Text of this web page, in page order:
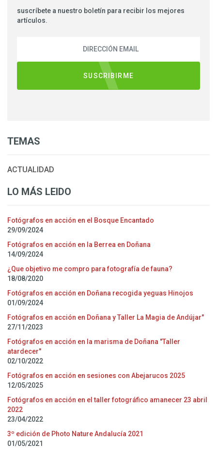
suscríbete a nuestro boletín para recibir los mejores
artículos.
SUSCRIBIRME
TEMAS
ACTUALIDAD
LO MÁS LEIDO
Fotógrafos en acción en el Bosque Encantado
29/09/2024
Fotógrafos en acción en la Berrea en Doñana
14/09/2024
¿Que objetivo me compro para fotografía de fauna?
18/08/2020
Fotógrafos en acción en Doñana recogida yeguas Hinojos
01/09/2024
Fotógrafos en acción en Doñana y Taller La Magia de Andújar"
27/11/2023
Fotógrafos en acción en la marisma de Doñana "Taller
atardecer"
02/10/2022
Fotógrafos en acción en sesiones con Abejarucos 2025
12/05/2025
Fotógrafos en acción en el taller fotográfico amanecer 23 abril
2022
23/04/2022
3º edición de Photo Nature Andalucía 2021
01/05/2021